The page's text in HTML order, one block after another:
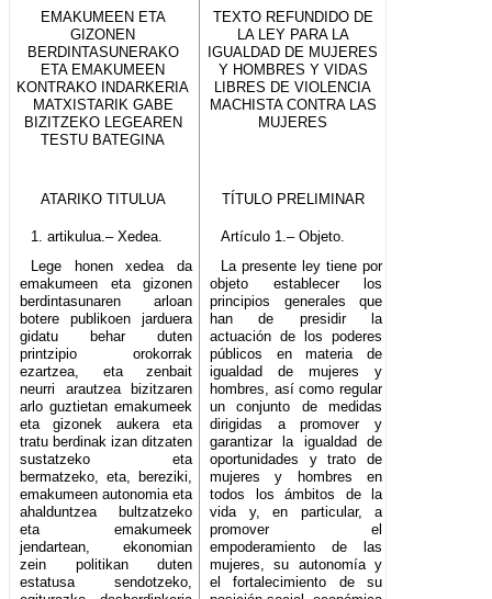
EMAKUMEEN ETA
GIZONEN
BERDINTASUNERAKO
ETA EMAKUMEEN
KONTRAKO INDARKERIA
MATXISTARIK GABE
BIZITZEKO LEGEAREN
TESTU BATEGINA
TEXTO REFUNDIDO DE
LA LEY PARA LA
IGUALDAD DE MUJERES
Y HOMBRES Y VIDAS
LIBRES DE VIOLENCIA
MACHISTA CONTRA LAS
MUJERES
ATARIKO TITULUA TÍTULO PRELIMINAR
1. artikulua.– Xedea.
Artículo 1.– Objeto.
Lege honen xedea da
emakumeen eta gizonen
berdintasunaren arloan
botere publikoen jarduera
gidatu behar duten
printzipio orokorrak
ezartzea, eta zenbait
neurri arautzea bizitzaren
arlo guztietan emakumeek
eta gizonek aukera eta
tratu berdinak izan ditzaten
sustatzeko eta
bermatzeko, eta, bereziki,
emakumeen autonomia eta
ahalduntzea bultzatzeko
eta emakumeek
jendartean, ekonomian
zein politikan duten
estatusa sendotzeko,
La presente ley tiene por
objeto establecer los
principios generales que
han de presidir la
actuación de los poderes
públicos en materia de
igualdad de mujeres y
hombres, así como regular
un conjunto de medidas
dirigidas a promover y
garantizar la igualdad de
oportunidades y trato de
mujeres y hombres en
todos los ámbitos de la
vida y, en particular, a
promover el
empoderamiento de las
mujeres, su autonomía y
el fortalecimiento de su